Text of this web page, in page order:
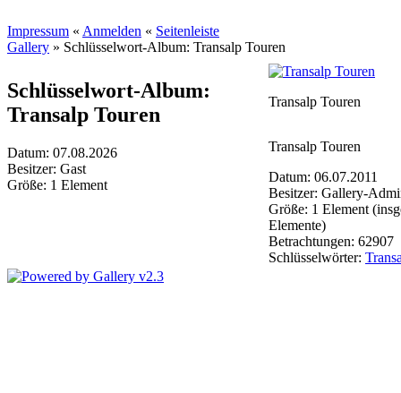
Impressum « Anmelden « Seitenleiste
Gallery » Schlüsselwort-Album: Transalp Touren
Schlüsselwort-Album:
Transalp Touren
Datum: 07.08.2026
Besitzer: Gast
Größe: 1 Element
Transalp Touren
Transalp Touren
Datum: 06.07.2011
Besitzer: Gallery-
Größe: 1 Element
Elemente)
Betrachtungen: 62907
Schlüsselwörter: